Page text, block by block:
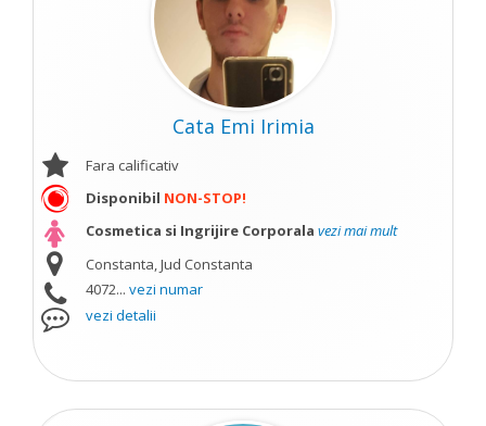
Cata Emi Irimia
Fara calificativ
Disponibil NON-STOP!
Cosmetica si Ingrijire Corporala vezi mai mult
Constanta, Jud Constanta
4072... vezi numar
vezi detalii